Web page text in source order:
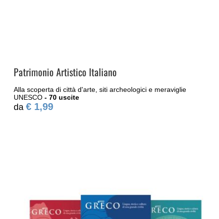
Patrimonio Artistico Italiano
Alla scoperta di città d'arte, siti archeologici e meraviglie
UNESCO - 70 uscite
€ 1,99